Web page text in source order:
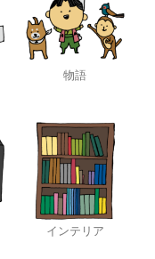
物語
インテリア